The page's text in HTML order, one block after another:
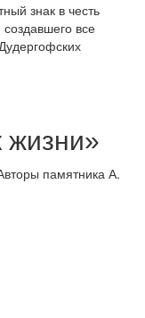
знак в честь
все
памятника А.